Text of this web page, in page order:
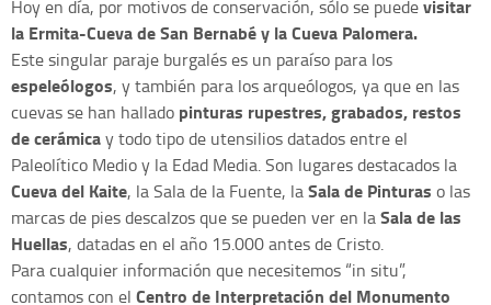
Hoy en día, por motivos de conservación, sólo se puedevisitar
la Ermita-Cueva de San Bernabé y la Cueva Palomera.
Este singular paraje burgalés es un paraíso para los
espeleólogos, y también para los arqueólogos, ya que en las
cuevas se han hallado pinturas rupestres, grabados, restos
de cerámicay todo tipo de utensilios datados entre el
Paleolítico Medio y la Edad Media. Son lugares destacados la
Cueva del Kaite, la Sala de la Fuente, laSala de Pinturas o las
marcas de pies descalzos que se pueden ver en laSala de las
Huellas, datadas en el año 15.000 antes de Cristo.
Para cualquier información que necesitemos “in situ”,
contamos con el Centro de Interpretación del Monumento